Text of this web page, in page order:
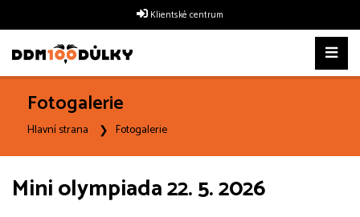
Klientské centrum
Fotogalerie
Hlavní strana Fotogalerie
Mini olympiada 22. 5. 2026